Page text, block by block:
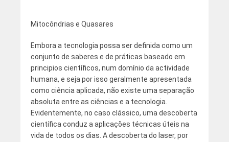
Mitocôndrias e Quasares
Embora a tecnologia possa ser definida como um
conjunto de saberes e de práticas baseado em
principios científicos, num domínio da actividade
humana, e seja por isso geralmente apresentada
como ciência aplicada, não existe uma separação
absoluta entre as ciências e a tecnologia.
Evidentemente, no caso clássico, uma descoberta
científica conduz a aplicações técnicas úteis na
vida de todos os dias. A descoberta do laser, por